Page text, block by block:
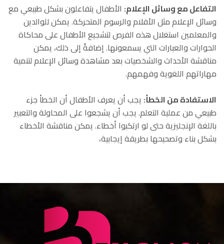
التفاعل مع وسائل الإعلام: الأطفال يتفاعلون بشكل طبيعي مع
وسائل الإعلام مثل الأفلام والرسوم المتحركة. يمكن للوالدين
والمعلمين استغلال هذه الفرص لتشجيع الأطفال على محاكاة
الحوارات والعبارات التي يسمعونها. إضافةً إلى ذلك، يمكن
مناقشة الأحداث والشخصيات بعد مشاهدة وسائل الإعلام لتنمية
مهاراتهم اللغوية وفهمهم.
الاستفادة من الخطأ: يجب أن يعرف الأطفال أن الخطأ جزء
طبيعي من عملية التعلم. يجب أن يشجعوا على المحاولة والتعبير
باللغة الإنجليزية حتى لو ارتكبوا أخطاء. يمكن مناقشة الأخطاء
بشكل بناء وتصحيحها بطريقة إيجابية،